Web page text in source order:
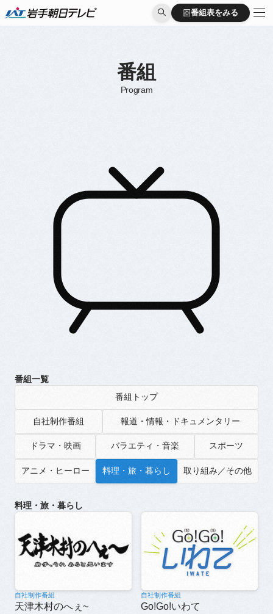
番組表をみる
番組表をみる
番組
Program
番組一覧
番組トップ
自社制作番組 報道・情報・ドキュメンタリー
ドラマ・映画 バラエティ・音楽 スポーツ
アニメ・ヒーロー 料理・旅・暮らし 取り組み／その他
料理・旅・暮らし
自社制作番組
天津木村のへぇ~
自社制作番組
Go!Go!いわて